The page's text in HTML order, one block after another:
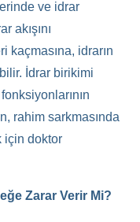
ve idrar
akışını
kaçmasına, idrarın
İdrar birikimi
rahim sarkmasında
için doktor
Zarar Verir Mi?